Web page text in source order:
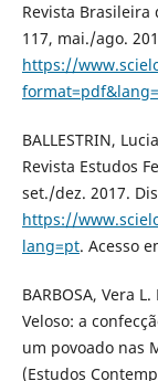
Revista Brasileira
117, mai./ago.
https://
BALLESTRIN,
Revista Estudos
set./dez. 2017.
https://
lang=pt. Acesso
BARBOSA, Vera
Veloso: a
um povoado nas
(Estudos